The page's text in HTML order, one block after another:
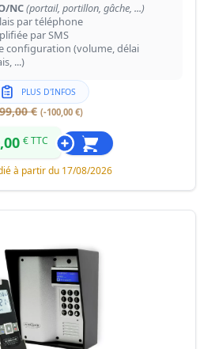
NC(portail, portillon, gâche, ...)
par téléphone
par SMS
configuration (volume, délai
...)
PLUS D'INFOS
€ (-100,00 €)
€ TTC
à partir du 17/08/2026